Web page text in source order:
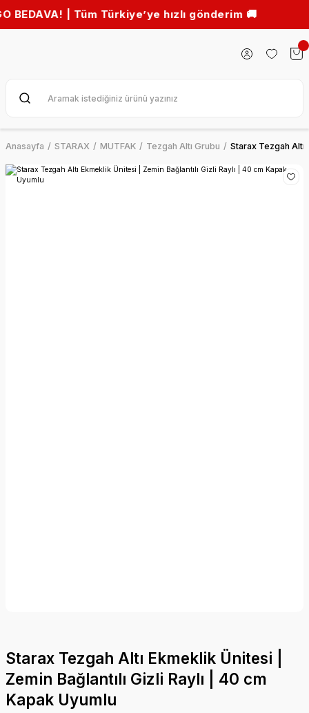
| Tüm Türkiye’ye hızlı gönderim 🚚
Anasayfa STARAX MUTFAK Tezgah Altı Grubu Starax Tezgah Altı
Starax Tezgah Altı Ekmeklik Ünitesi |
Zemin Bağlantılı Gizli Raylı | 40 cm
Kapak Uyumlu